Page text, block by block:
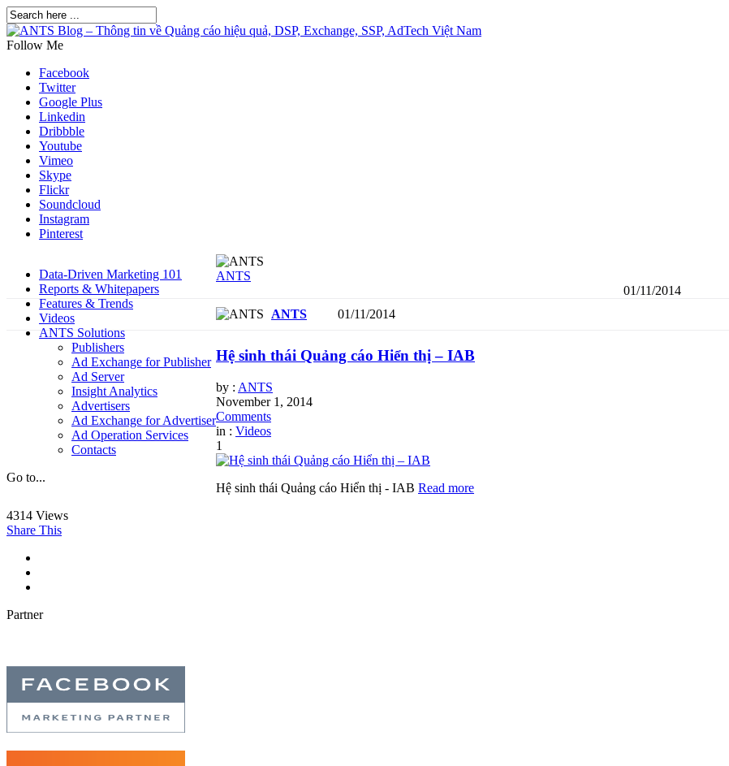
Follow Me
Facebook
Twitter
Google Plus
Linkedin
Dribbble
Youtube
Vimeo
Skype
Flickr
Soundcloud
Instagram
Pinterest
Data-Driven Marketing 101
Reports & Whitepapers
Features & Trends
Videos
ANTS Solutions
Publishers
Ad Exchange for Publisher
Ad Server
Insight Analytics
Advertisers
Ad Exchange for Advertiser
Ad Operation Services
Contacts
Go to...
ANTS
01/11/2014
ANTS
01/11/2014
Hệ sinh thái Quảng cáo Hiển thị – IAB
by : ANTS
November 1, 2014
Comments
in : Videos
1
Hệ sinh thái Quảng cáo Hiển thị - IAB Read more
4314 Views
Share This
Partner